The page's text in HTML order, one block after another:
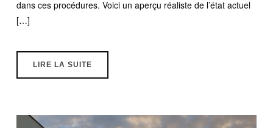
dans ces procédures. Voici un aperçu réaliste de l’état actuel
[…]
LIRE LA SUITE